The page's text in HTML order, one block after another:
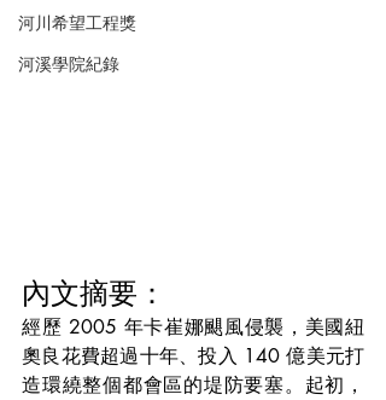
河川希望工程獎
河溪學院紀錄
內文摘要：
經歷 2005 年卡崔娜颶風侵襲，美國紐
奧良花費超過十年、投入 140 億美元打
造環繞整個都會區的堤防要塞。起初，